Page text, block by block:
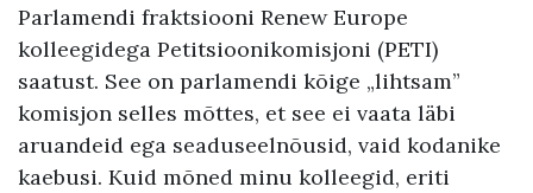
Parlamendi fraktsiooni Renew Europe
kolleegidega Petitsioonikomisjoni (PETI)
saatust. See on parlamendi kõige „lihtsam”
komisjon selles mõttes, et see ei vaata läbi
aruandeid ega seaduseelnõusid, vaid kodanike
kaebusi. Kuid mõned minu kolleegid, eriti